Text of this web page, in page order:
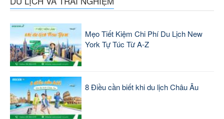
Mẹo Tiết Kiệm Chi Phí Du Lịch New
York Tự Túc Từ A-Z
8 Điều cần biết khi du lịch Châu Âu